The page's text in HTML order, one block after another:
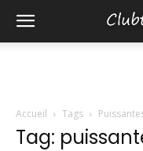
Accueil Tags
Tag: